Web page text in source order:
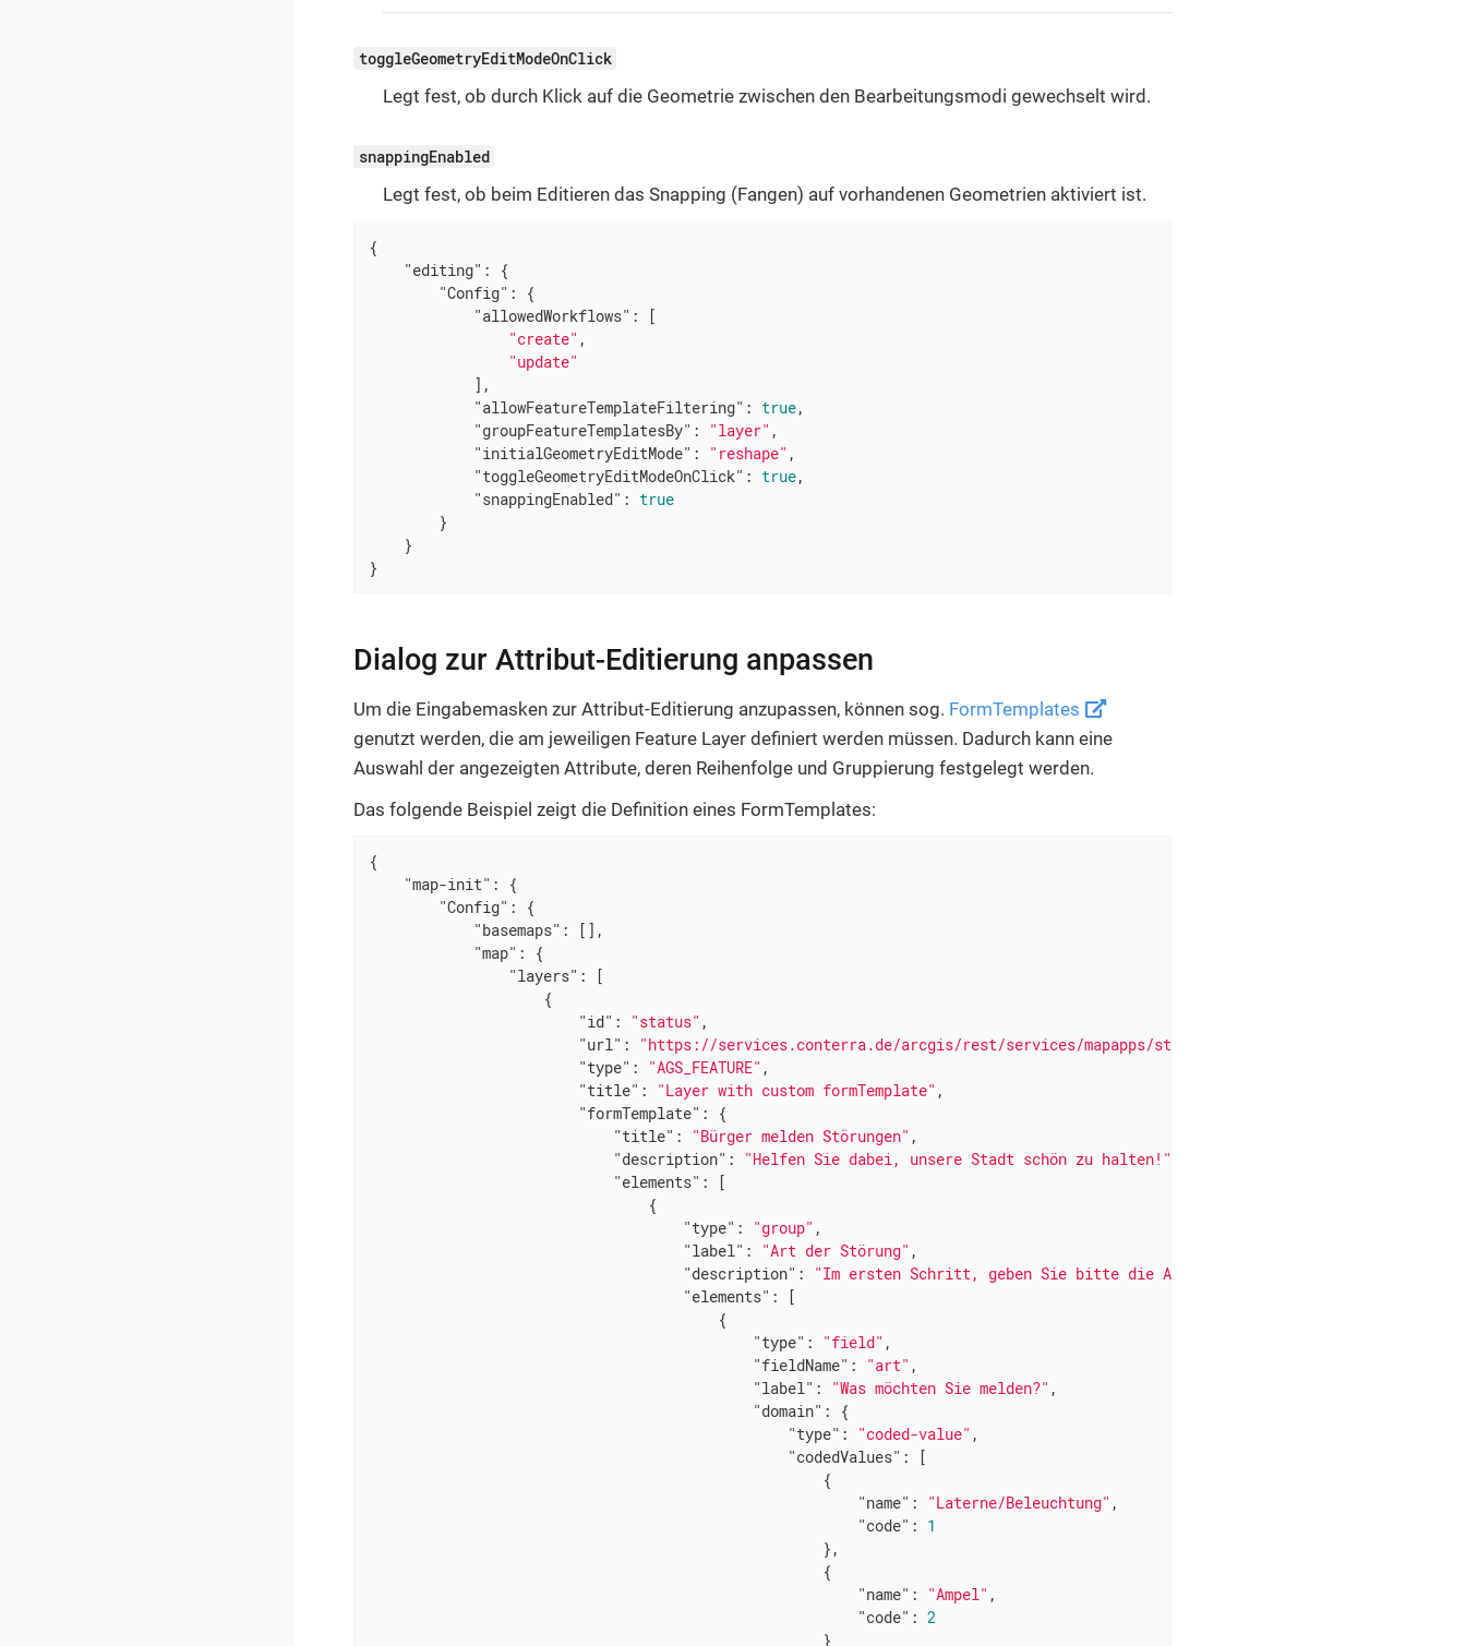
toggleGeometryEditModeOnClick
Legt fest, ob durch Klick auf die Geometrie zwischen den Bearbeitungsmodi gewechselt wird.
snappingEnabled
Legt fest, ob beim Editieren das Snapping (Fangen) auf vorhandenen Geometrien aktiviert ist.
{
"editing" : {
"Config" : {
"allowedWorkflows" : [
"create" ,
"update"
            ],
"allowFeatureTemplateFiltering" : true,
"groupFeatureTemplatesBy" : "layer" ,
"initialGeometryEditMode" : "reshape" ,
"toggleGeometryEditModeOnClick" : true,
"snappingEnabled" : true
        }
    }
}
Dialog zur Attribut-Editierung anpassen
Um die Eingabemasken zur Attribut-Editierung anzupassen, können sog. FormTemplates
genutzt werden, die am jeweiligen Feature Layer definiert werden müssen. Dadurch kann eine
Auswahl der angezeigten Attribute, deren Reihenfolge und Gruppierung festgelegt werden.
Das folgende Beispiel zeigt die Definition eines FormTemplates:
{
"map-init" : {
"Config" : {
"basemaps" : [],
"map" : {
"layers" : [
                    {
"id" : "status" ,
"url" : "https://services.conterra.de/arcgis/rest/services/mapapps/stoerung/FeatureServer/1"
"type" : "AGS_FEATURE" ,
"title" : "Layer with custom formTemplate" ,
"formTemplate" : {
"title" : "Bürger melden Störungen" ,
"description" : "Helfen Sie dabei, unsere Stadt schön zu halten!"
"elements" : [
                                {
"type" : "group" ,
"label" : "Art der Störung" ,
"description" : "Im ersten Schritt, geben Sie bitte die Art der Störung ein."
"elements" : [
                                        {
"type" : "field" ,
"fieldName" : "art" ,
"label" : "Was möchten Sie melden?" ,
"domain" : {
"type" : "coded-value" ,
"codedValues" : [
                                                    {
"name" : "Laterne/Beleuchtung" ,
"code" : 1
                                                    },
                                                    {
"name" : "Ampel" ,
"code" : 2
                                                    }